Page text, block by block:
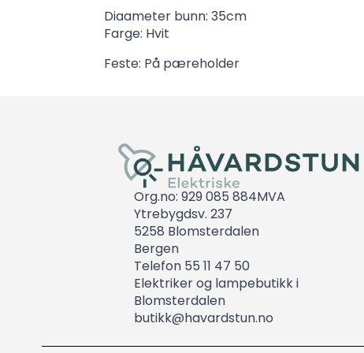
Diaameter bunn: 35cm
Farge: Hvit
Feste: På pæreholder
Org.no: 929 085 884MVA
Ytrebygdsv. 237
5258 Blomsterdalen
Bergen
Telefon 55 11 47 50
Elektriker og lampebutikk i
Blomsterdalen
butikk@havardstun.no